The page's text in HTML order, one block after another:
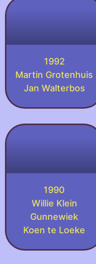
1992
Martin Grotenhuis
Jan Walterbos
1990
Willie Klein
Gunnewiek
Koen te Loeke